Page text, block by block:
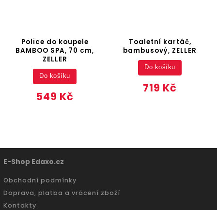
Police do koupele
BAMBOO SPA, 70 cm,
ZELLER
549 Kč
Do košíku
Toaletní kartáč,
bambusový, ZELLER
719 Kč
Do košíku
E-Shop Edaxo.cz
Obchodní podmínky
Doprava, platba a vrácení zboží
Kontakty